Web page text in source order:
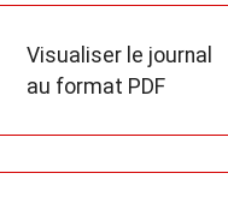
Visualiser le journal
au format PDF